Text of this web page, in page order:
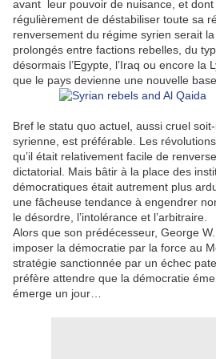
avant leur pouvoir de nuisance, et dont
régulièrement de déstabiliser toute sa
renversement du régime syrien serait
prolongés entre factions rebelles, du
désormais l’Egypte, l’Iraq ou encore la
que le pays devienne une nouvelle base
Bref le statu quo actuel, aussi cruel
syrienne, est préférable. Les
qu’il était relativement facile de
dictatorial. Mais bâtir à la place des
démocratiques était autrement plus
une fâcheuse tendance à engendrer
le désordre, l’intolérance et l’arbitraire.
Alors que son prédécesseur, George
imposer la démocratie par la force au
stratégie sanctionnée par un échec
préfère attendre que la démocratie
émerge un jour…